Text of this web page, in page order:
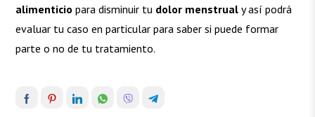
alimenticio para disminuir tu dolor menstrual y así podrá
evaluar tu caso en particular para saber si puede formar
parte o no de tu tratamiento.